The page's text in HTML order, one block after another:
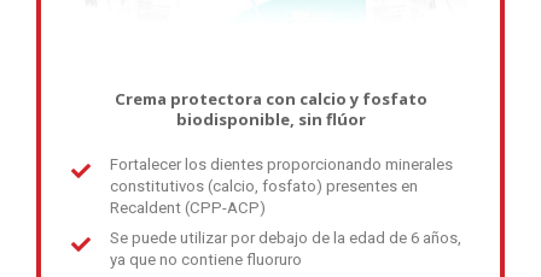
Crema protectora con calcio y fosfato
biodisponible, sin flúor
Fortalecer los dientes proporcionando minerales
constitutivos (calcio, fosfato) presentes en
Recaldent (CPP-ACP)
Se puede utilizar por debajo de la edad de 6 años,
ya que no contiene fluoruro